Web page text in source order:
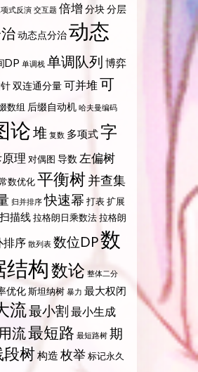
式反演 交互题 倍增 分块 分层
动态点分治 动态
DP 单调栈 单调队列 博弈
双连通分量 可并堆可
数组 后缀自动机 哈夫曼编码
论堆 复数 多项式字
理 对偶图 导数 左偏树
数优化 平衡树 并查集
归并排序 快速幂 打表 扩展
扫描线 拉格朗日乘数法 拉格朗
排序 散列表 数位DP数
结构数论 整体二分
优化 斯坦纳树 暴力 最大权闭
流最小割 最小生成
流最短路 最短路树 期
段树构造 枚举 标记永久